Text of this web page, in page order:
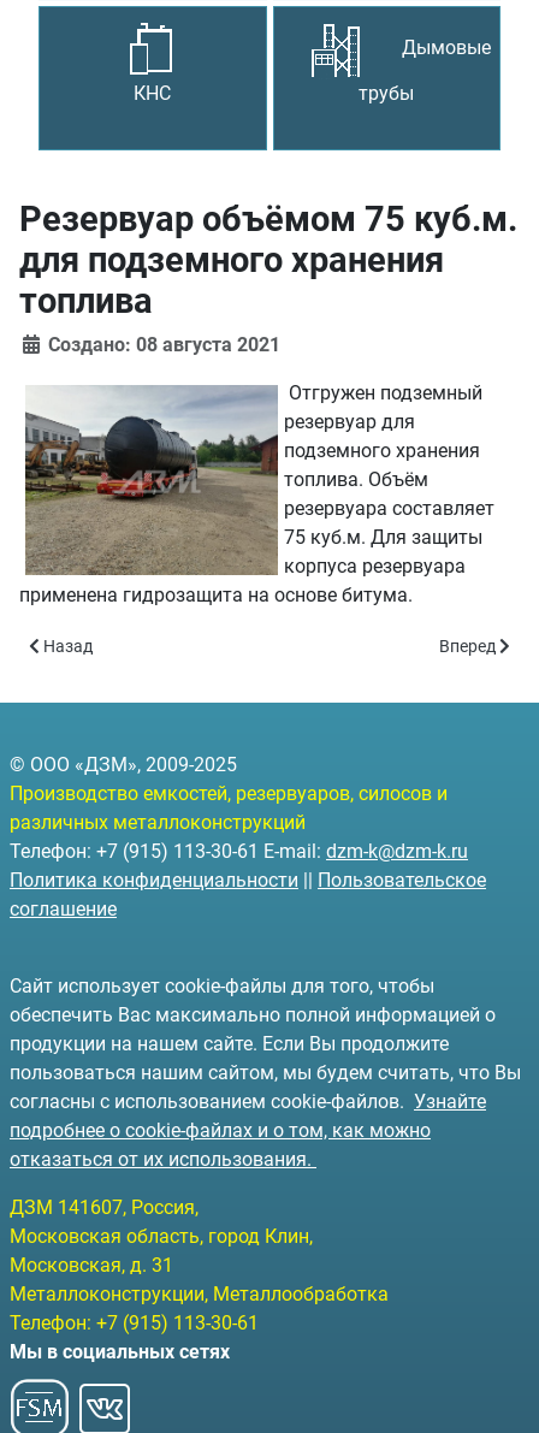
КНС
Дымовые
трубы
Резервуар объёмом 75 куб.м.
для подземного хранения
топлива
Создано: 08 августа 2021
Отгружен подземный
резервуар для
подземного хранения
топлива. Объём
резервуара составляет
75 куб.м. Для защиты
корпуса резервуара
применена гидрозащита на основе битума.
Предыдущий: Партия резервуаров объёмом 25 куб.м. на
Назад Следующий:
Вперед
© ООО «ДЗМ», 2009-2025
Производство емкостей, резервуаров, силосов и
различных металлоконструкций
Телефон: +7 (915) 113-30-61 E-mail: dzm-k@dzm-k.ru
Политика конфиденциальности || Пользовательское
соглашение
Сайт использует cookie-файлы для того, чтобы
обеспечить Вас максимально полной информацией о
продукции на нашем сайте. Если Вы продолжите
пользоваться нашим сайтом, мы будем считать, что Вы
согласны с использованием cookie-файлов. Узнайте
подробнее о cookie-файлах и о том, как можно
отказаться от их использования.
ДЗМ 141607, Россия,
Московская область, город Клин,
Московская, д. 31
Металлоконструкции, Металлообработка
Телефон: +7 (915) 113-30-61
Мы в социальных сетях